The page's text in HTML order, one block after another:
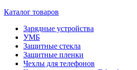
Каталог товаров
Зарядные устройства
УМБ
Защитные стекла
Защитные пленки
Чехлы для телефонов